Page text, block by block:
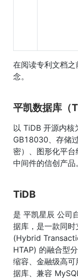
在阅读专利文档
念。
平凯数据库（
以 TiDB 开源内核
GB18030、存储
密）、图形化平台
中间件的信创产品。
TiDB
是 平凯星辰 公司
据库，是一款同
(Hybrid
HTAP) 的融合型
缩容、金融级高
据库、兼容